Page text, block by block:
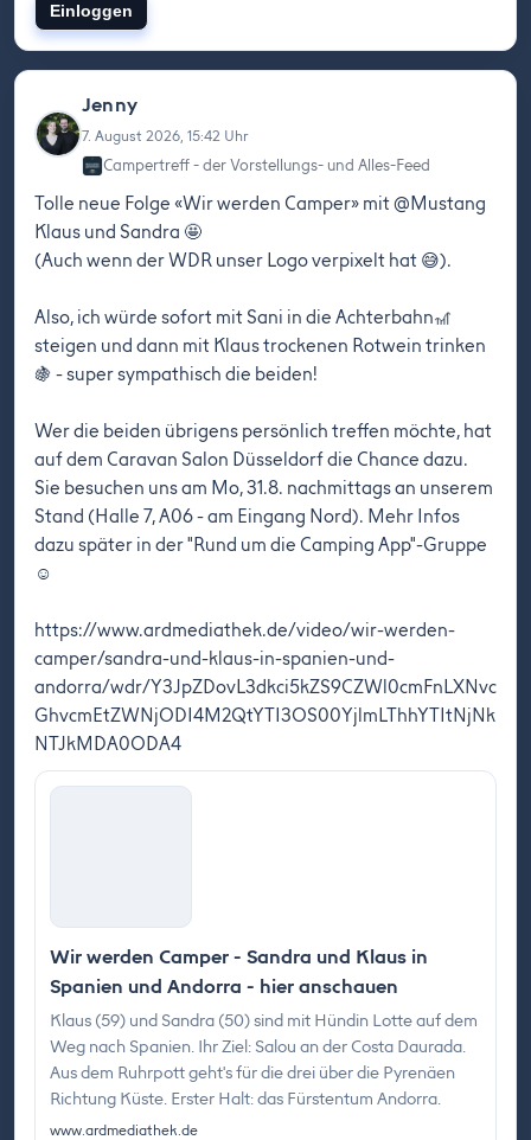
Einloggen
Jenny
7. August 2026, 15:42 Uhr
Campertreff - der Vorstellungs- und Alles-Feed
Tolle neue Folge «Wir werden Camper» mit @Mustang
Klaus und Sandra 🤩
(Auch wenn der WDR unser Logo verpixelt hat 😅).
Also, ich würde sofort mit Sani in die Achterbahn🎢
steigen und dann mit Klaus trockenen Rotwein trinken
🍇 - super sympathisch die beiden!
Wer die beiden übrigens persönlich treffen möchte, hat
auf dem Caravan Salon Düsseldorf die Chance dazu.
Sie besuchen uns am Mo, 31.8. nachmittags an unserem
Stand (Halle 7, A06 - am Eingang Nord). Mehr Infos
dazu später in der "Rund um die Camping App"-Gruppe
☺️
https://www.ardmediathek.de/video/wir-werden-
camper/sandra-und-klaus-in-spanien-und-
andorra/wdr/Y3JpZDovL3dkci5kZS9CZWl0cmFnLXNvc
GhvcmEtZWNjODI4M2QtYTI3OS00YjlmLThhYTItNjNk
NTJkMDA0ODA4
Wir werden Camper - Sandra und Klaus in
Spanien und Andorra - hier anschauen
Klaus (59) und Sandra (50) sind mit Hündin Lotte auf dem
Weg nach Spanien. Ihr Ziel: Salou an der Costa Daurada.
Aus dem Ruhrpott geht's für die drei über die Pyrenäen
Richtung Küste. Erster Halt: das Fürstentum Andorra.
www.ardmediathek.de